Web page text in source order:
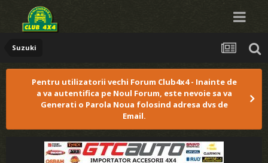
Suzuki
Pentru utilizatorii vechi Forum Club4x4 - Inainte de
a va autentifica pe Noul Forum, este nevoie sa va
Generati o Parola Noua folosind adresa dvs de
Email.